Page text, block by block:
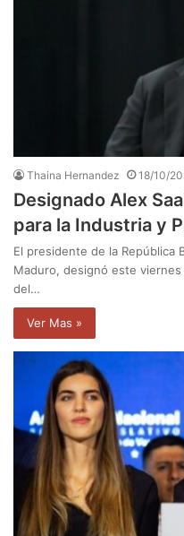
Thaina Hernandez 18/10/
Designado Alex
para la Industria y
El presidente de la República
Maduro, designó este
del…
Ver Mas »